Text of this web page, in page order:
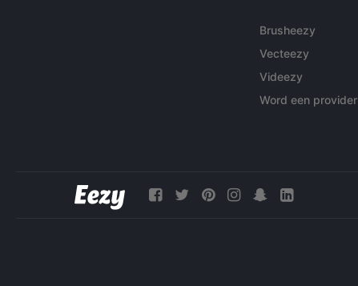
Brusheezy
Vecteezy
Videezy
Word een provider